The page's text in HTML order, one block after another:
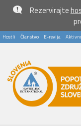
Rezervirajte
Hostli Članstvo E-revija